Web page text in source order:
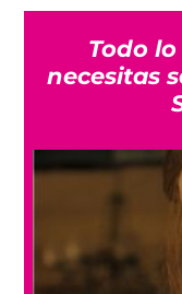
Todo
necesitas